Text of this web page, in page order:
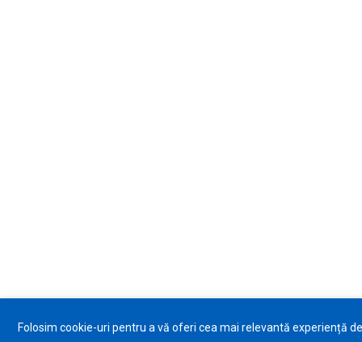
Folosim cookie-uri pentru a vă oferi cea mai relevantă experiență de